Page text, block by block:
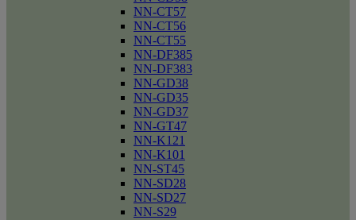
NN-CT57
NN-CT56
NN-CT55
NN-DF385
NN-DF383
NN-GD38
NN-GD35
NN-GD37
NN-GT47
NN-K121
NN-K101
NN-ST45
NN-SD28
NN-SD27
NN-S29